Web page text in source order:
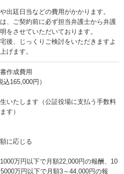
出廷日当などの費用がかかります。
、ご契約前に必ず担当弁護士から弁護
をさせていただいております。
後、じっくりご検討をいただきますよ
げます。
作成費用
165,000円）
いたします（公証役場に支払う手数料
す）
に応じる
万円以下で月額22,000円の報酬、10
万円以下で月額3～44,000円の報